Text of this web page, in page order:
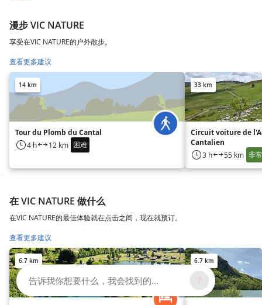
漫步 VIC NATURE
享受在VIC NATURE的户外散步。
查看更多建议
14 km
Tour du Plomb du Cantal
4 h 12 km 困难
33 km
Circuit voiture de
Cantalien
3 h 55 km 非
在 VIC NATURE 做什么
在VIC NATURE的最佳体验就在点击之间，现在就预订。
查看更多建议
6.7 km 6.7 km
告诉我你想要什么，我会找到的...